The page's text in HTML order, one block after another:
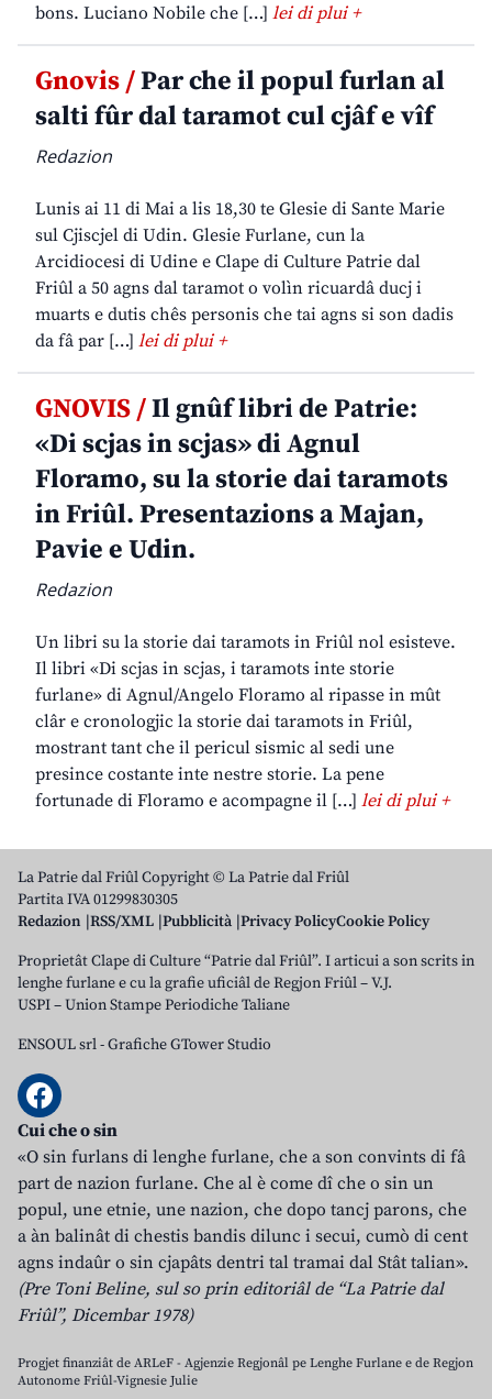
bons. Luciano Nobile che […] lei di plui +
Gnovis /Par che il popul furlan al
salti fûr dal taramot cul cjâf e vîf
Redazion
Lunis ai 11 di Mai a lis 18,30 te Glesie di Sante Marie
sul Cjiscjel di Udin. Glesie Furlane, cun la
Arcidiocesi di Udine e Clape di Culture Patrie dal
Friûl a 50 agns dal taramot o volìn ricuardâ ducj i
muarts e dutis chês personis che tai agns si son dadis
da fâ par […] lei di plui +
GNOVIS /Il gnûf libri de Patrie:
«Di scjas in scjas» di Agnul
Floramo, su la storie dai taramots
in Friûl. Presentazions a Majan,
Pavie e Udin.
Redazion
Un libri su la storie dai taramots in Friûl nol esisteve.
Il libri «Di scjas in scjas, i taramots inte storie
furlane» di Agnul/Angelo Floramo al ripasse in mût
clâr e cronologjic la storie dai taramots in Friûl,
mostrant tant che il pericul sismic al sedi une
presince costante inte nestre storie. La pene
fortunade di Floramo e acompagne il […] lei di plui +
La Patrie dal Friûl Copyright © La Patrie dal Friûl
Partita IVA 01299830305
Redazion RSS/XML Pubblicità Privacy PolicyCookie Policy
Proprietât Clape di Culture “Patrie dal Friûl”. I articui a son scrits in
lenghe furlane e cu la grafie uficiâl de Regjon Friûl – V.J.
USPI – Union Stampe Periodiche Taliane
ENSOUL srl-Grafiche GTower Studio
Cui che o sin
«O sin furlans di lenghe furlane, che a son convints di fâ
part de nazion furlane. Che al è come dî che o sin un
popul, une etnie, une nazion, che dopo tancj parons, che
a àn balinât di chestis bandis dilunc i secui, cumò di cent
agns indaûr o sin cjapâts dentri tal tramai dal Stât talian».
(Pre Toni Beline, sul so prin editoriâl de “La Patrie dal
Friûl”, Dicembar 1978)
Progjet finanziât de ARLeF - Agjenzie Regjonâl pe Lenghe Furlane e de Regjon
Autonome Friûl-Vignesie Julie